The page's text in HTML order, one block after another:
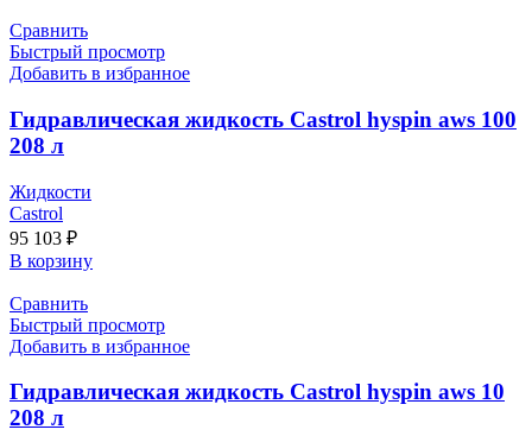
Сравнить
Быстрый просмотр
Добавить в избранное
Гидравлическая жидкость Castrol hyspin aws 100
208 л
Жидкости
Castrol
95 103 ₽
В корзину
Сравнить
Быстрый просмотр
Добавить в избранное
Гидравлическая жидкость Castrol hyspin aws 10
208 л